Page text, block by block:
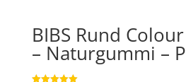
BIBS Rund
– Naturgummi –